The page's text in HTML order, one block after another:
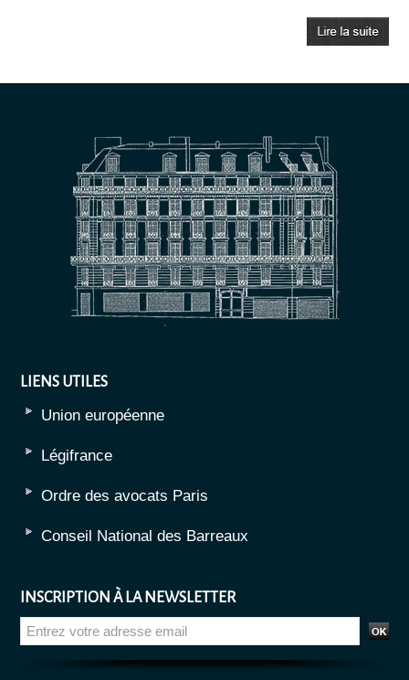
LIENS UTILES
Union européenne
Légifrance
Ordre des avocats Paris
Conseil National des Barreaux
INSCRIPTION À LA NEWSLETTER